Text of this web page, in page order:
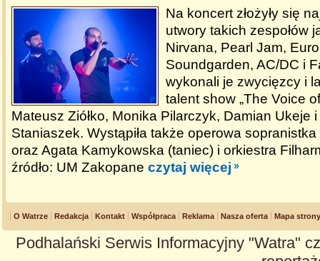
Na koncert złożyły się
utwory takich zespołów
Nirvana, Pearl Jam,
Soundgarden, AC/DC i
wykonali je zwycięzcy i
talent show „The Voice
Mateusz Ziółko, Monika Pilarczyk, Damian Ukeje
Staniaszek. Wystąpiła także operowa
oraz Agata Kamykowska (taniec) i orkiestra
źródło: UM Zakopane czytaj więcej
O Watrze Redakcja Kontakt Współpraca Reklama Nasza oferta Mapa strony
Podhalański Serwis Informacyjny "Watra"